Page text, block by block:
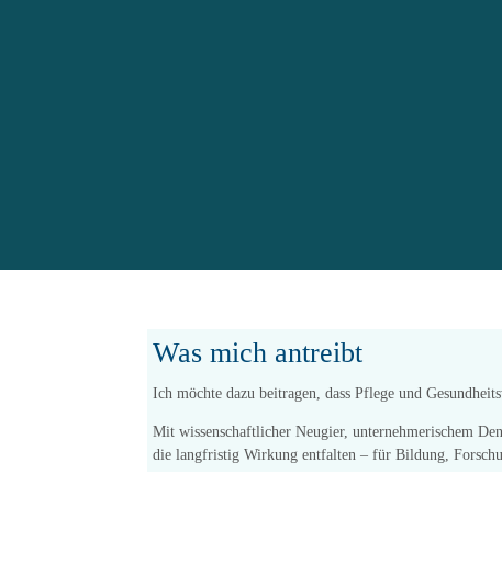
Was mich antreibt
Ich möchte dazu beitragen, dass Pflege und
Mit wissenschaftlicher Neugier, unternehmerischem
die langfristig Wirkung entfalten – für Bildung,